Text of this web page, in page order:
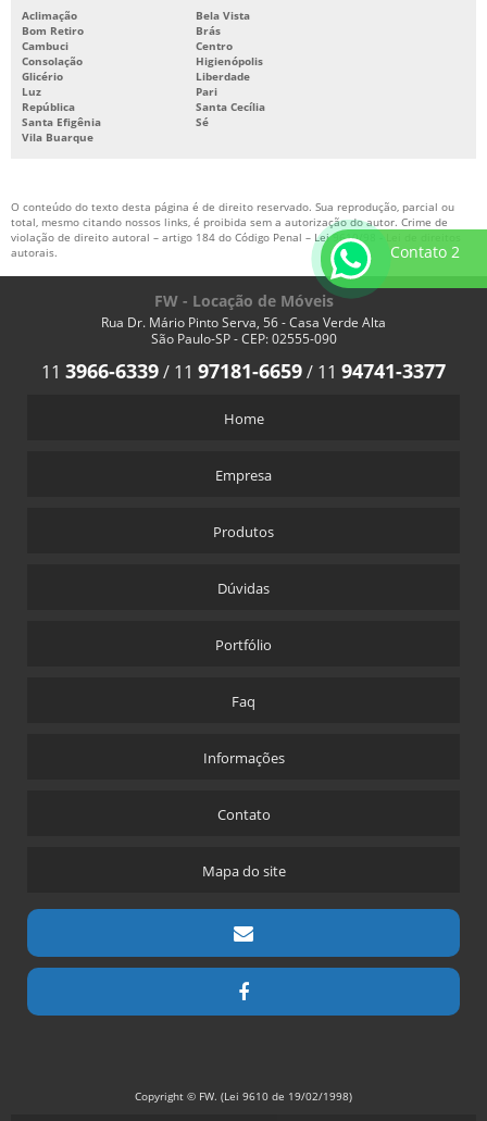
Aclimação
Bela Vista
Bom Retiro
Brás
Cambuci
Centro
Consolação
Higienópolis
Glicério
Liberdade
Luz
Pari
República
Santa Cecília
Santa Efigênia
Sé
Vila Buarque
O conteúdo do texto desta página é de direito reservado. Sua reprodução, parcial ou
total, mesmo citando nossos links, é proibida sem a autorização do autor. Crime de
violação de direito autoral – artigo 184 do Código Penal – Lei 9610/98 - Lei de direitos
autorais.
FW - Locação de Móveis
Rua Dr. Mário Pinto Serva, 56 - Casa Verde Alta
São Paulo-SP - CEP: 02555-090
11 3966-6339/ 11 97181-6659/ 11 94741-3377
Home
Empresa
Produtos
Dúvidas
Portfólio
Faq
Informações
Contato
Mapa do site
Copyright © FW. (Lei 9610 de 19/02/1998)
Contato 2